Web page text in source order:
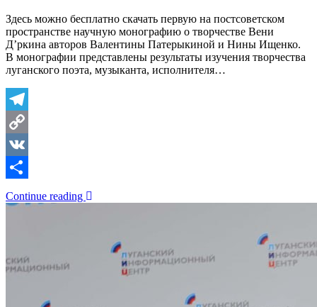
Здесь можно бесплатно скачать первую на постсоветском
пространстве научную монографию о творчестве Вени
Д’ркина авторов Валентины Патерыкиной и Нины Ищенко.
В монографии представлены результаты изучения творчества
луганского поэта, музыканта, исполнителя…
Telegram
Copy
Link
VK
Отправить
Continue reading